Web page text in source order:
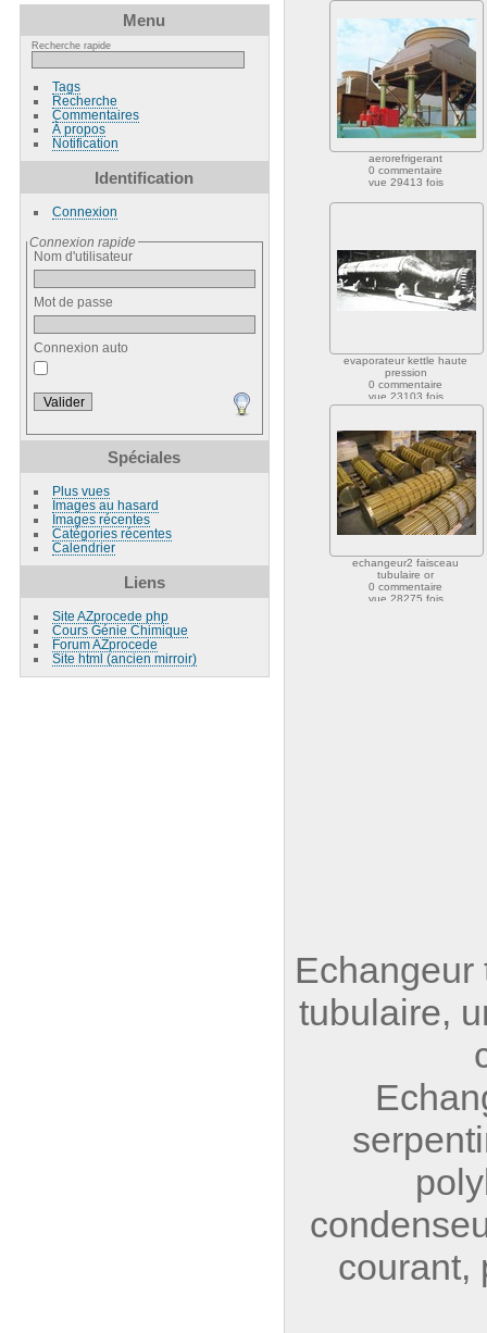
Menu
Recherche rapide
Tags
Recherche
Commentaires
À propos
Notification
Identification
Connexion
Connexion rapide
Nom d'utilisateur
Mot de passe
Connexion auto
Spéciales
Plus vues
Images au hasard
Images récentes
Catégories récentes
Calendrier
Liens
Site AZprocede php
Cours Génie Chimique
Forum AZprocede
Site html (ancien mirroir)
aerorefrigerant
0 commentaire
vue 29413 fois
evaporateur kettle haute
pression
0 commentaire
vue 23103 fois
echangeur2 faisceau
tubulaire or
0 commentaire
vue 28275 fois
Echangeur
tubulaire,
courant,